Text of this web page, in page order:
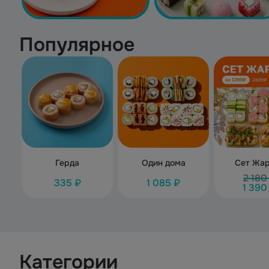
Популярное
Герда
335 ₽
Один дома
1 085 ₽
Сет
2
1
Категории